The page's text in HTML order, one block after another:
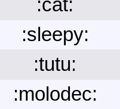
:cat:
:sleepy:
:tutu:
:molodec: